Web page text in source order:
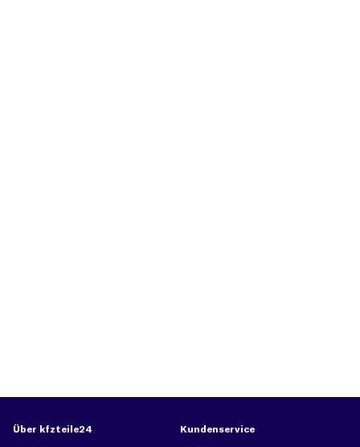
Über kfzteile24 Kundenservice